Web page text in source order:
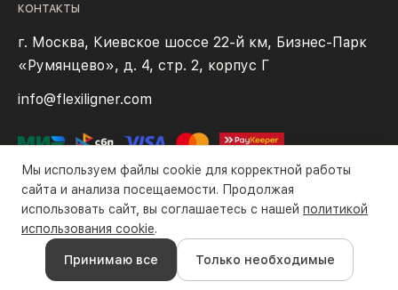
КОНТАКТЫ
г. Москва, Киевское шоссе 22-й км, Бизнес-Парк
«Румянцево», д. 4, стр. 2, корпус Г
info@flexiligner.com
Все права защищены компанией ООО «Флексилайнер». ©2016-
2026 гг.
Политика конфиденциальности Файлы cookie Правила оплаты
Мы используем файлы cookie для корректной работы
сайта и анализа посещаемости. Продолжая
использовать сайт, вы соглашаетесь с нашей политикой
использования cookie.
Принимаю все Только необходимые